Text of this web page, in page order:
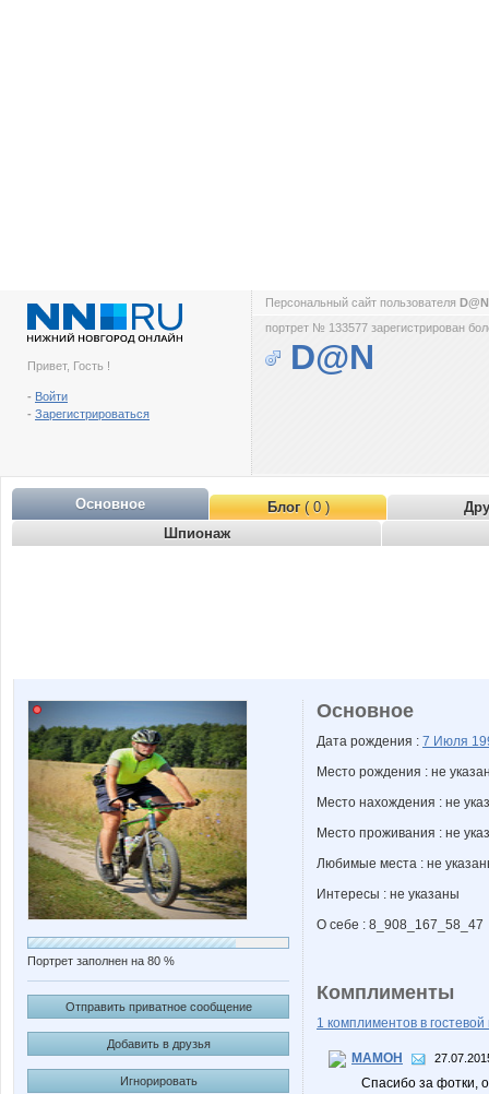
Привет, Гость !
- Войти
- Зарегистрироваться
Персональный сайт пользователя
портрет № 133577 зарегистрирован
D@N
Основное Блог( 0 )
Шпионаж
Портрет заполнен на 80 %
Отправить приватное сообщение
Добавить в друзья
Игнорировать
Основное
Дата рождения : 7 Июля
Место рождения : не
Место нахождения : не
Место проживания : не
Любимые места : не
Интересы : не указаны
О себе : 8_908_167_58_47
Комплименты
1 комплиментов в гостевой
MAMOH
Спасибо за фотки,